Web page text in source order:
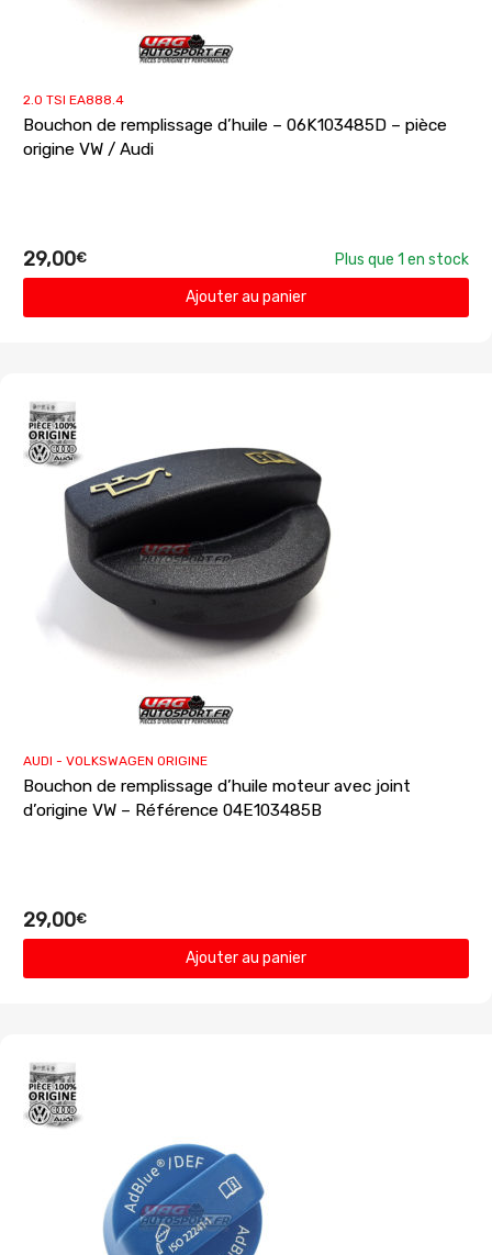
2.0 TSI EA888.4
Bouchon de remplissage d’huile – 06K103485D – pièce
origine VW / Audi
29,00€
Plus que 1 en stock
Ajouter au panier
AUDI - VOLKSWAGEN ORIGINE
Bouchon de remplissage d’huile moteur avec joint
d’origine VW – Référence 04E103485B
29,00€
Ajouter au panier